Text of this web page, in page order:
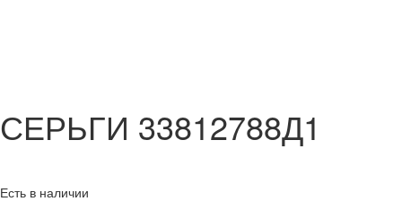
СЕРЬГИ 33812788Д1
Есть в наличии